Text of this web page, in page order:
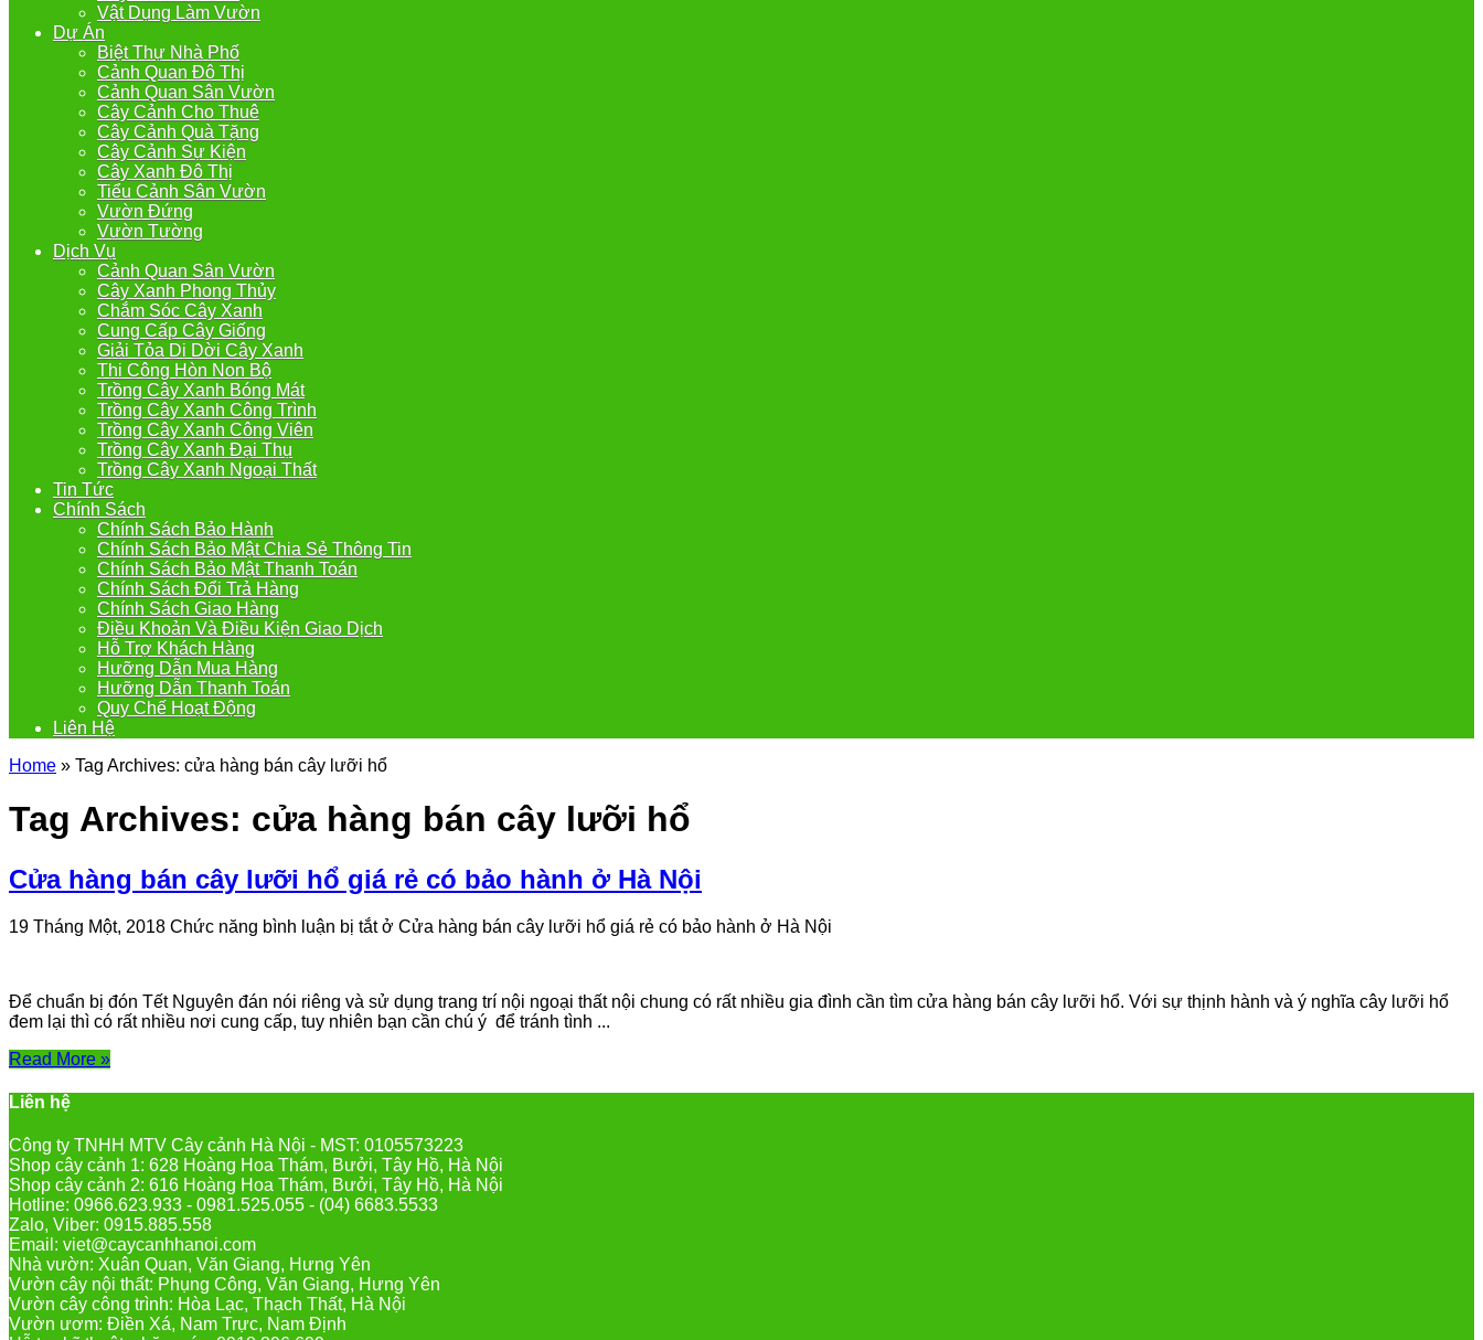
Vật Dụng Làm Vườn
Dự Án
Biệt Thự Nhà Phố
Cảnh Quan Đô Thị
Cảnh Quan Sân Vườn
Cây Cảnh Cho Thuê
Cây Cảnh Quà Tặng
Cây Cảnh Sự Kiện
Cây Xanh Đô Thị
Tiểu Cảnh Sân Vườn
Vườn Đứng
Vườn Tường
Dịch Vụ
Cảnh Quan Sân Vườn
Cây Xanh Phong Thủy
Chắm Sóc Cây Xanh
Cung Cấp Cây Giống
Giải Tỏa Di Dời Cây Xanh
Thi Công Hòn Non Bộ
Trồng Cây Xanh Bóng Mát
Trồng Cây Xanh Công Trình
Trồng Cây Xanh Công Viên
Trồng Cây Xanh Đại Thụ
Trồng Cây Xanh Ngoại Thất
Tin Tức
Chính Sách
Chính Sách Bảo Hành
Chính Sách Bảo Mật Chia Sẻ Thông Tin
Chính Sách Bảo Mật Thanh Toán
Chính Sách Đổi Trả Hàng
Chính Sách Giao Hàng
Điều Khoản Và Điều Kiện Giao Dịch
Hỗ Trợ Khách Hàng
Hưỡng Dẫn Mua Hàng
Hưỡng Dẫn Thanh Toán
Quy Chế Hoạt Động
Liên Hệ
Home » Tag Archives: cửa hàng bán cây lưỡi hổ
Tag Archives: cửa hàng bán cây lưỡi hổ
Cửa hàng bán cây lưỡi hổ giá rẻ có bảo hành ở Hà Nội
19 Tháng Một, 2018 Chức năng bình luận bị tắtở Cửa hàng bán cây lưỡi hổ giá rẻ có bảo hành ở Hà Nội
Để chuẩn bị đón Tết Nguyên đán nói riêng và sử dụng trang trí nội ngoại thất nội chung có rất nhiều gia đình cần tìm cửa hàng bán cây lưỡi hổ. Với sự thịnh hành và ý nghĩa cây lưỡi hổ
đem lại thì có rất nhiều nơi cung cấp, tuy nhiên bạn cần chú ý để tránh tình ...
Read More »
Liên hệ
Công ty TNHH MTV Cây cảnh Hà Nội - MST: 0105573223
Shop cây cảnh 1: 628 Hoàng Hoa Thám, Bưởi, Tây Hồ, Hà Nội
Shop cây cảnh 2: 616 Hoàng Hoa Thám, Bưởi, Tây Hồ, Hà Nội
Hotline: 0966.623.933 - 0981.525.055 - (04) 6683.5533
Zalo, Viber: 0915.885.558
Email: viet@caycanhhanoi.com
Nhà vườn: Xuân Quan, Văn Giang, Hưng Yên
Vườn cây nội thất: Phụng Công, Văn Giang, Hưng Yên
Vườn cây công trình: Hòa Lạc, Thạch Thất, Hà Nội
Vườn ươm: Điền Xá, Nam Trực, Nam Định